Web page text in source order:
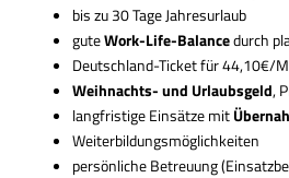
bis zu 30 Tage Jahresurlaub
guteWork-Life-Balancedurch
Deutschland-Ticket für 44,10€/
Weihnachts- und Urlaubsgeld,
langfristige Einsätze mit
Weiterbildungsmöglichkeiten
persönliche Betreuung